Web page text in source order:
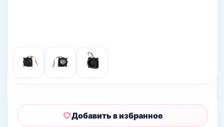
Добавить в избранное